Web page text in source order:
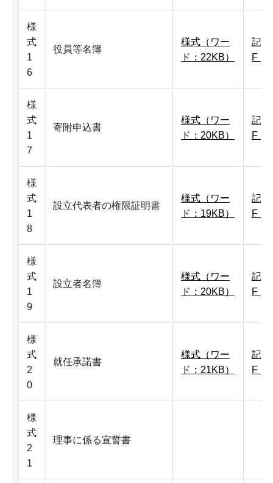
様
式
1
6
役員等名簿
様式（ワー
ド：22KB）
記
F：
様
式
1
7
寄附申込書
様式（ワー
ド：20KB）
記
F：
様
式
1
8
設立代表者の権限証明書
様式（ワー
ド：19KB）
記
F：
様
式
1
9
設立者名簿
様式（ワー
ド：20KB）
記
F：
様
式
2
0
就任承諾書
様式（ワー
ド：21KB）
記
F：
様
式
2
1
理事に係る宣誓書